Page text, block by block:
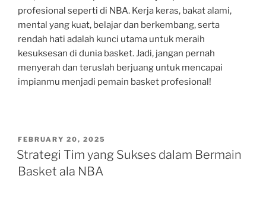
profesional seperti di NBA. Kerja keras, bakat alami,
mental yang kuat, belajar dan berkembang, serta
rendah hati adalah kunci utama untuk meraih
kesuksesan di dunia basket. Jadi, jangan pernah
menyerah dan teruslah berjuang untuk mencapai
impianmu menjadi pemain basket profesional!
POSTED
ON
FEBRUARY 20, 2025
Strategi Tim yang Sukses dalam Bermain
Basket ala NBA